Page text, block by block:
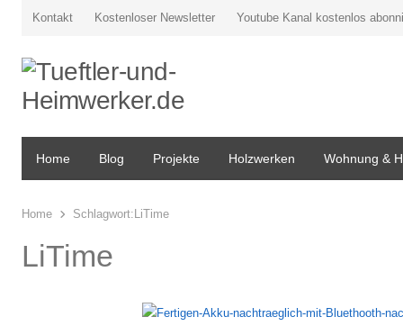
Kontakt Kostenloser Newsletter Youtube Kanal kostenlos
Home Blog Projekte Holzwerken Wohnung &
Home Schlagwort: LiTime
LiTime